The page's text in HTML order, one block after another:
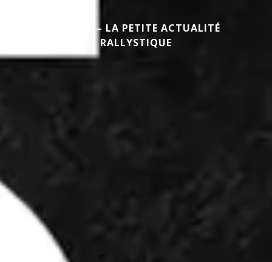
EN BREF – LA PETITE ACTUALITÉ
RALLYSTIQUE